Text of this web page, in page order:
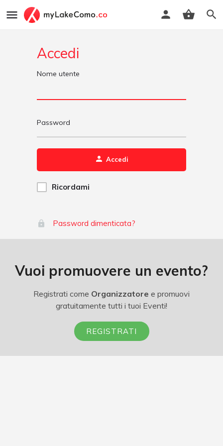
Accedi
Nome utente
Password
Accedi
Ricordami
Password dimenticata?
Vuoi promuovere un evento?
Registrati come Organizzatore e promuovi
gratuitamente tutti i tuoi Eventi!
REGISTRATI